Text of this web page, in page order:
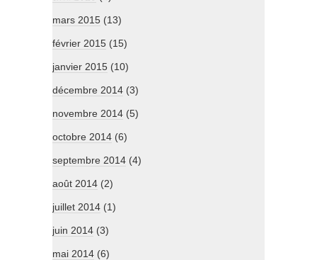
mars 2015 (13)
février 2015 (15)
janvier 2015 (10)
décembre 2014 (3)
novembre 2014 (5)
octobre 2014 (6)
septembre 2014 (4)
août 2014 (2)
juillet 2014 (1)
juin 2014 (3)
mai 2014 (6)